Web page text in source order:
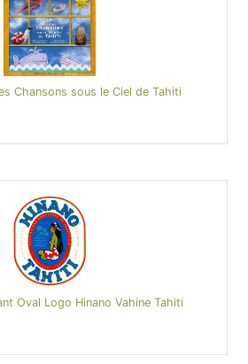
Chansons sous le Ciel de Tahiti
Oval Logo Hinano Vahine Tahiti